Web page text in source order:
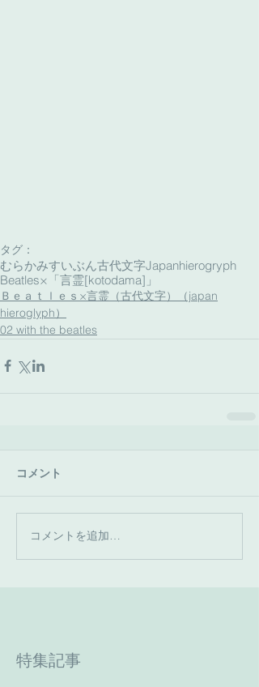
タグ：
むらかみすいぶん古代文字Japanhierogryph
Beatles×「言霊[kotodama]」
Ｂｅａｔｌｅｓ×言霊（古代文字）（japan
hieroglyph）
02 with the beatles
コメント
コメントを追加…
特集記事